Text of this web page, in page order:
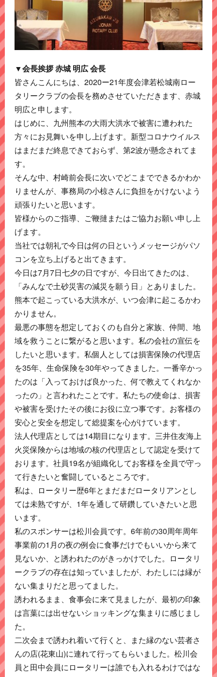
▼会長挨拶 赤城 明広 会長
皆さんこんにちは、2020ー21年度会津若松城南ロー
タリークラブの会長を務めさせていただきます、赤城
明広と申します。
はじめに、九州熊本の大雨大洪水で被害に遭われた
方々にお見舞いを申し上げます。新型コロナウイルス
はまだまだ終息できておらず、第2波が懸念されてま
す。
そんな中、村崎前会長に次いでどこまでできるかわか
りませんが、事務局の小椋さんに負担をかけないよう
頑張りたいと思います。
皆様からのご指導、ご鞭撻またはご協力お願い申し上
げます。
当社では朝礼で今日は何の日というメッセージがパソ
コンを立ち上げると出てきます。
今日は7月7日七夕の日ですが、今日出てきたのは、
「みんなで土砂災害の減災を願う日」とありました。
熊本で起こっている大洪水が、いつ会津に起こるかわ
かりません。
最悪の事態を想定しておくのも自分と家族、仲間、地
域を救うことに繋がると思います。私の会社の宣伝を
したいと思います。私個人としては損害保険の代理店
を35年、生命保険を30年やってきました。一番辛かっ
たのは「入っておけば良かった、何で教えてくれなか
ったの」と言われたことです。私たちの使命は、損害
や被害を受けたその後にお役に立つ事です。お客様の
安心と安全を想定して総提案を心がけています。
法人代理店としては14期目になります。三井住友海上
火災保険からは地域の核の代理店として認定を受けて
おります。社員19名が組織化してお客様を全員で守っ
て行きたいと奮闘しているところです。
私は、ロータリー歴6年とまだまだロータリアンとし
ては未熟ですが、1年を通して研鑽していきたいと思
います。
私のスポンサーは松川会員です。6年前の30周年周年
事業前の1月の夜の例会に食事だけでもいいから来て
見ないか、と誘われたのがきっかけでした。ロータリ
ークラブの存在は知っていましたが、わたしには縁が
ない集まりだと思ってました。
誘われるまま、食事会に来て見ましたが、最初の印象
は言葉には出せないショッキングな集まりに感じまし
た。
二次会まで誘われ着いて行くと、また縁のない芸者さ
んの店(花東山)に連れて行ってもらいました。松川会
員と田中会員にロータリーは誰でも入れるわけではな